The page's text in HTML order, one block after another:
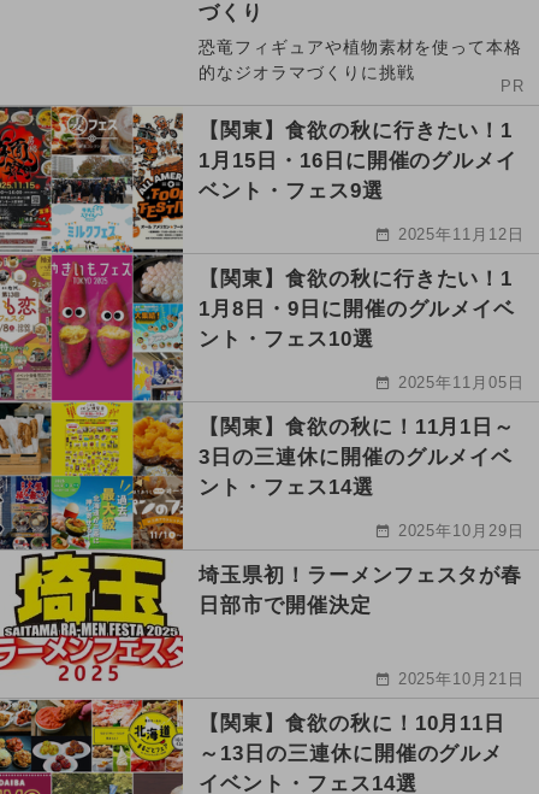
づくり
恐竜フィギュアや植物素材を使って本格
的なジオラマづくりに挑戦
PR
【関東】食欲の秋に行きたい！1
1月15日・16日に開催のグルメイ
ベント・フェス9選
2025年11月12日
【関東】食欲の秋に行きたい！1
1月8日・9日に開催のグルメイベ
ント・フェス10選
2025年11月05日
【関東】食欲の秋に！11月1日～
3日の三連休に開催のグルメイベ
ント・フェス14選
2025年10月29日
埼玉県初！ラーメンフェスタが春
日部市で開催決定
2025年10月21日
【関東】食欲の秋に！10月11日
～13日の三連休に開催のグルメ
イベント・フェス14選